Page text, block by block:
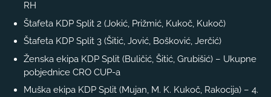
RH
Štafeta KDP Split 2 (Jokić, Prižmić, Kukoč, Kukoč)
Štafeta KDP Split 3 (Šitić, Jović, Bošković, Jerčić)
Ženska ekipa KDP Split (Buličić, Šitić, Grubišić) – Ukupne
pobjednice CRO CUP-a
Muška ekipa KDP Split (Mujan, M. K. Kukoč, Rakocija) – 4.